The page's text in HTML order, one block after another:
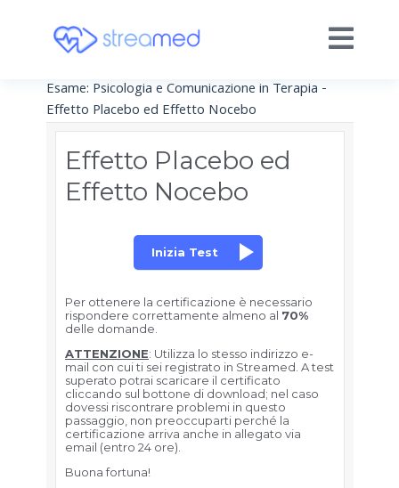
Esame: Psicologia e Comunicazione in Terapia -
Effetto Placebo ed Effetto Nocebo